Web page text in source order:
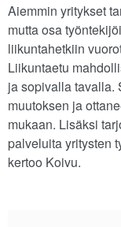
Aiemmin yritykset
mutta osa
liikuntahetkiin
Liikuntaetu
ja sopivalla tavalla.
muutoksen ja
mukaan. Lisäksi
palveluita yritysten
kertoo Koivu.